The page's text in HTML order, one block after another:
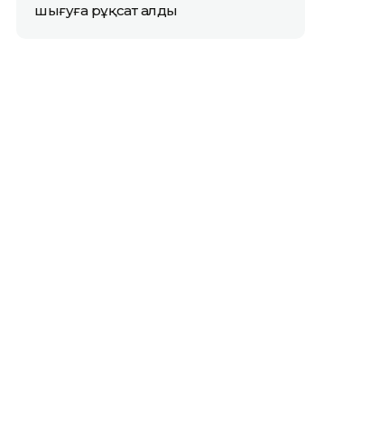
шығуға рұқсат алды